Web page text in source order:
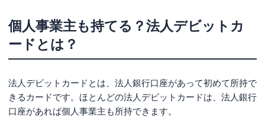
ポイント還元やキャッシュバックがあるカードも
個人事業主が経費の支払いでデビットカードを利
用するデメリット4つ
ポイント還元率がクレジットカードよりも低め
残高イコール利用可能枠では一時的な出費に耐えられな
個人事業主も持てる？法人デビットカ
ードとは？
法人デビットカードとは、法人銀行口座があって初めて所持で
きるカードです。ほとんどの法人デビットカードは、法人銀行
口座があれば個人事業主も所持できます。